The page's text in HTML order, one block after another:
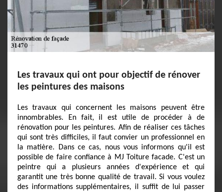
Les travaux qui ont pour objectif de rénover
les peintures des maisons
Les travaux qui concernent les maisons peuvent être
innombrables. En fait, il est utile de procéder à de
rénovation pour les peintures. Afin de réaliser ces tâches
qui sont très difficiles, il faut convier un professionnel en
la matière. Dans ce cas, nous vous informons qu'il est
possible de faire confiance à MJ Toiture facade. C'est un
peintre qui a plusieurs années d'expérience et qui
garantit une très bonne qualité de travail. Si vous voulez
des informations supplémentaires, il suffit de lui passer